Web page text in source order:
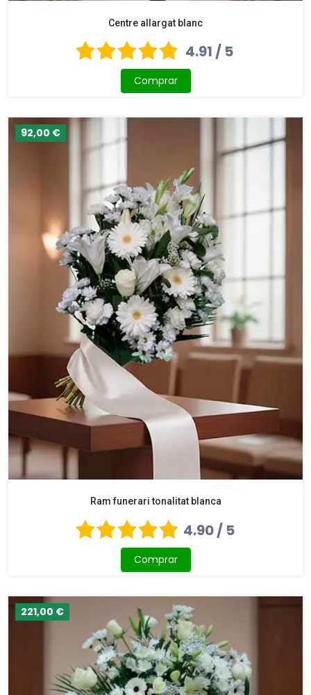
Centre allargat blanc
4.91 / 5
Comprar
92,00 €
Ram funerari tonalitat blanca
4.90 / 5
Comprar
221,00 €